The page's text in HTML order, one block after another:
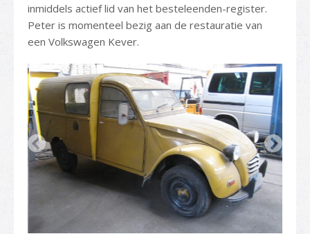
inmiddels actief lid van het besteleenden-register.
Peter is momenteel bezig aan de restauratie van
een Volkswagen Kever.